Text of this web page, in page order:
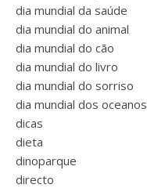
dia mundial da saúde
dia mundial do animal
dia mundial do cão
dia mundial do livro
dia mundial do sorriso
dia mundial dos oceanos
dicas
dieta
dinoparque
directo